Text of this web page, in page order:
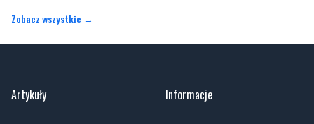
Zobacz wszystkie →
Artykuły Informacje